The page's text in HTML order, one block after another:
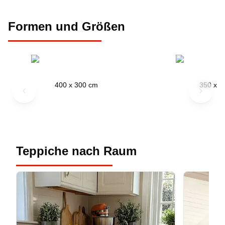
Formen und Größen
400 x 300 cm
350 x
Next
Teppiche nach Raum